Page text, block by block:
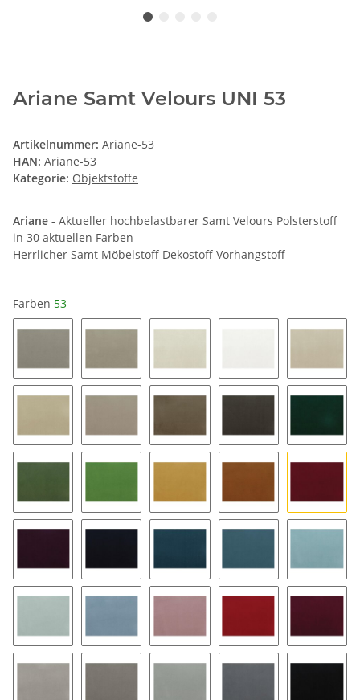
Ariane Samt Velours UNI 53
Artikelnummer: Ariane-53
HAN: Ariane-53
Kategorie: Objektstoffe
Ariane - Aktueller hochbelastbarer Samt Velours Polsterstoff
in 30 aktuellen Farben
Herrlicher Samt Möbelstoff Dekostoff Vorhangstoff
Farben 53
64 34 04 01 14
24 44 54 84 48
38 28 35 49 53
79 47 37 57 58
08 17 03 23 63